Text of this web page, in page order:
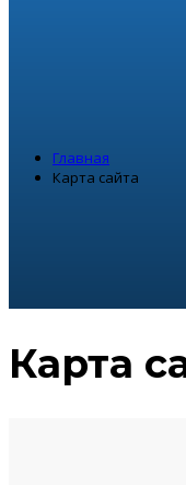
Главная
Карта сайта
Карта